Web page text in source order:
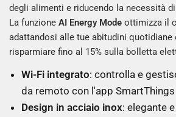
degli alimenti e riducendo la necessità
La funzioneAI Energy Mode ottimizza il
adattandosi alle tue abitudini quotidiane
risparmiare fino al 15% sulla bolletta
Wi-Fi integrato: controlla e
da remoto con l'app SmartThings
Design in acciaio inox: elegante